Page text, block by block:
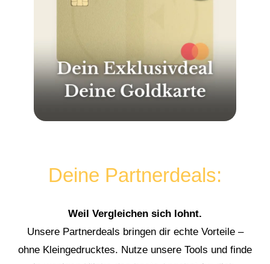
Deine Partnerdeals:
Weil Vergleichen sich lohnt.
Unsere Partnerdeals bringen dir echte Vorteile –
ohne Kleingedrucktes. Nutze unsere Tools und finde